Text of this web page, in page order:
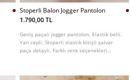
Stoperli Balon Jogger Pantolon
1.790,00 TL
Geniş paçalı jogger pantolon. Elastik belli.
Yan cepli. Stoperli elastik bitişli şalvar
paça detaylı. Farklı renk seçenekleri